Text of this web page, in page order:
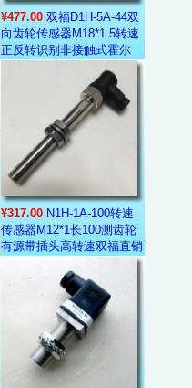
¥477.00 双福D1H-5A-44双
向齿轮传感器M18*1.5转速
正反转识别非接触式霍尔
¥317.00 N1H-1A-100转速
传感器M12*1长100测齿轮
有源带插头高转速双福直销